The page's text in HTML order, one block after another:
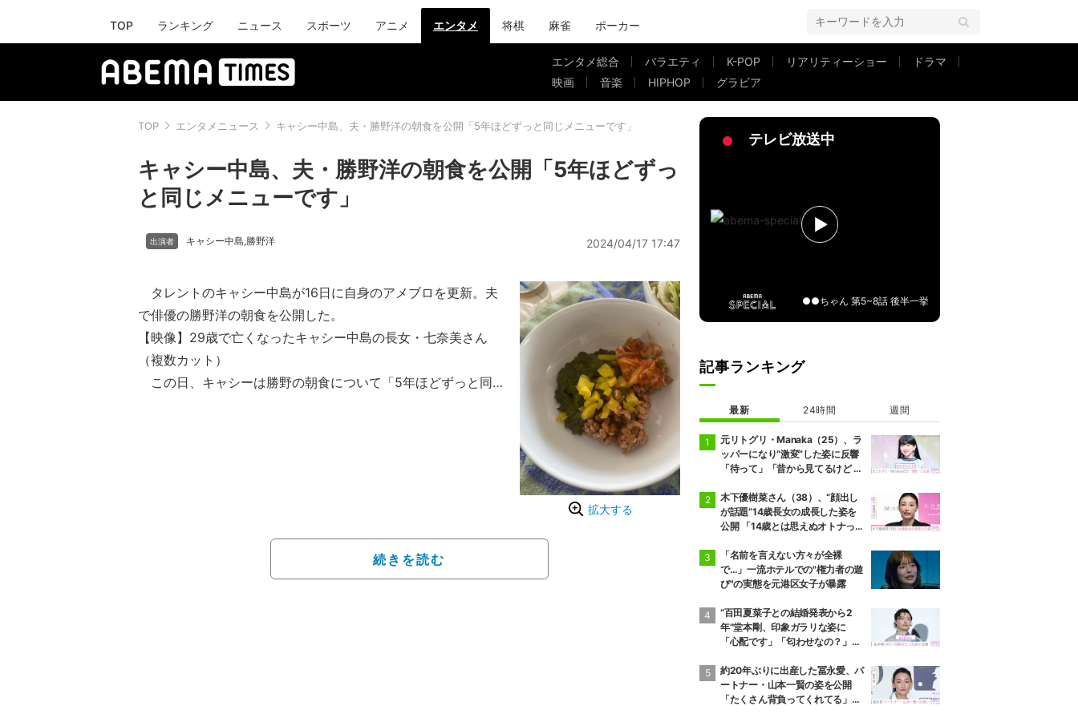
TOP ランキング ニュース スポーツ アニメ エンタメ 将棋 麻雀 ポーカー
エンタメ総合 バラエティ K-POP リアリティーショー
ドラマ
映画
音楽 HIPHOP グラビア
TOP エンタメニュース キャシー中島、夫・勝野洋の朝食を公開「5年ほどずっと同じメニューです」
キャシー中島、夫・勝野洋の朝食を公開「5年ほどずっ
と同じメニューです」
キャシー中島,勝野洋 2024/04/17 17:47
拡大する
タレントのキャシー中島が16日に自身のアメブロを更新。夫
で俳優の勝野洋の朝食を公開した。
【映像】29歳で亡くなったキャシー中島の長女・七奈美さん
（複数カット）
この日、キャシーは勝野の朝食について「5年ほどずっと同
野と孫・恵偉人くんの2ショットを公開し「空を見たり、歌を
歌ったり！この大切な時間 宝物です」とつづった。
続きを読む
テレビ放送中
●●ちゃん 第5~8話 後半一挙
記事ランキング
最新 24時間 週間
元リトグリ・Manaka（25）、ラ
ッパーになり“激変”した姿に反響
「待って」「昔から見てるけど 最
木下優樹菜さん（38）、“顔出し
が話題”14歳長女の成長した姿を
公開 「14歳とは思えぬオトナっぽ
ぎる」など反響
「名前を言えない方々が全裸
で…」一流ホテルでの"権力者の遊
び"の実態を元港区女子が暴露
“百田夏菜子との結婚発表から2
年”堂本剛、印象ガラリな姿に
「心配です」「匂わせなの？」な
約20年ぶりに出産した冨永愛、パ
ートナー・山本一賢の姿を公開
「たくさん背負ってくれてる」感